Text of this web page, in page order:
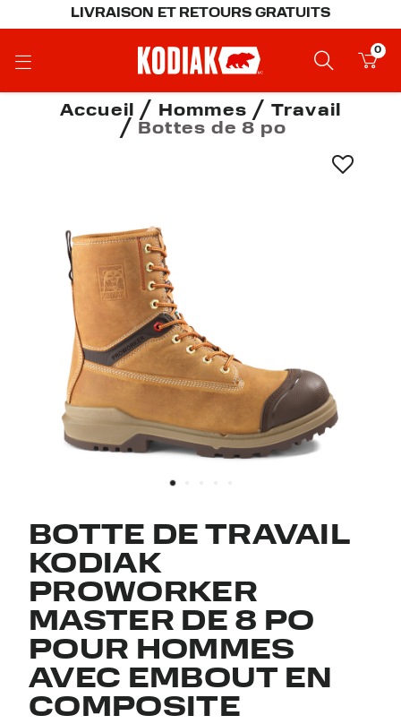
LIVRAISON ET RETOURS GRATUITS
0
Accueil Hommes
Travail
Bottes de 8 po
BOTTE DE TRAVAIL
KODIAK
PROWORKER
MASTER DE 8 PO
POUR HOMMES
AVEC EMBOUT EN
COMPOSITE